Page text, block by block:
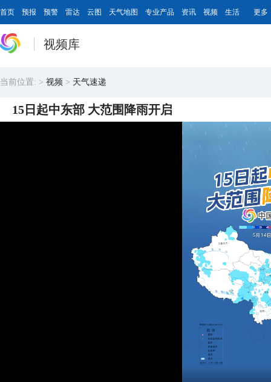
首页 预报 预警 雷达 云图 天气地图 专业产品 资讯 视频 生活 更多
视频库
当前位置: > 视频 > 天气速递
15日起中东部 大范围降雨开启